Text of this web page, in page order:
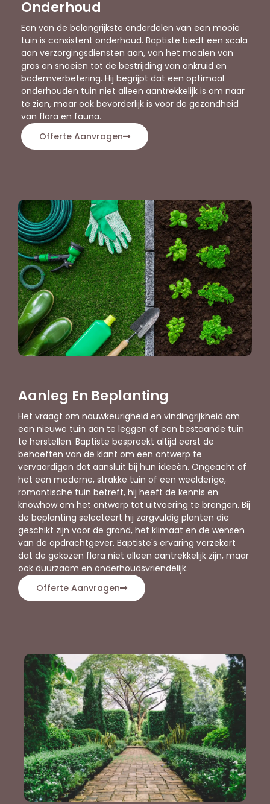
Onderhoud
Een van de belangrijkste onderdelen van een mooie
tuin is consistent onderhoud. Baptiste biedt een scala
aan verzorgingsdiensten aan, van het maaien van
gras en snoeien tot de bestrijding van onkruid en
bodemverbetering. Hij begrijpt dat een optimaal
onderhouden tuin niet alleen aantrekkelijk is om naar
te zien, maar ook bevorderlijk is voor de gezondheid
van flora en fauna.
Offerte Aanvragen
Aanleg En Beplanting
Het vraagt om nauwkeurigheid en vindingrijkheid om
een nieuwe tuin aan te leggen of een bestaande tuin
te herstellen. Baptiste bespreekt altijd eerst de
behoeften van de klant om een ontwerp te
vervaardigen dat aansluit bij hun ideeën. Ongeacht of
het een moderne, strakke tuin of een weelderige,
romantische tuin betreft, hij heeft de kennis en
knowhow om het ontwerp tot uitvoering te brengen. Bij
de beplanting selecteert hij zorgvuldig planten die
geschikt zijn voor de grond, het klimaat en de wensen
van de opdrachtgever. Baptiste's ervaring verzekert
dat de gekozen flora niet alleen aantrekkelijk zijn, maar
ook duurzaam en onderhoudsvriendelijk.
Offerte Aanvragen